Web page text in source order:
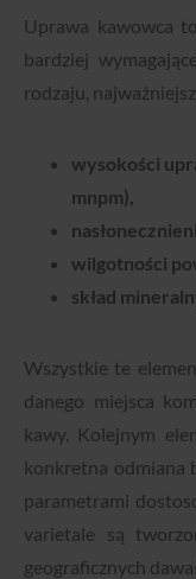
Uprawa kawowca
bardziej
rodzaju,
wysokości
mnpm),
wilgotności
skład
Wszystkie te
danego miejsca
kawy. Kolejnym
konkretna odmiana
parametrami
varietale są
geograficznych